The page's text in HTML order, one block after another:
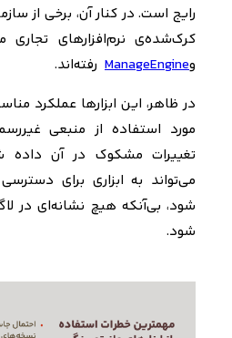
رایج است. در کنار آن، برخی از
کرک‌شده‌ی نرم‌افزارهای تجاری
وManageEngine رفته‌اند.
در ظاهر، این ابزارها عملکرد
مورد استفاده از منبعی
تغییرات مشکوک در آن داده
می‌تواند به ابزاری برای
شود، بی‌آنکه هیچ نشانه‌ای در
شود.